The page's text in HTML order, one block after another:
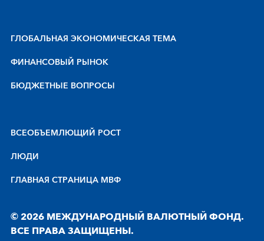
ГЛОБАЛЬНАЯ ЭКОНОМИЧЕСКАЯ ТЕМА
ФИНАНСОВЫЙ РЫНОК
БЮДЖЕТНЫЕ ВОПРОСЫ
BCEOБЪEMЛЮЩИЙ POCT
ЛЮДИ
ГЛАВНАЯ СТРАНИЦА МВФ
© 2026 МЕЖДУНАРОДНЫЙ ВАЛЮТНЫЙ ФОНД.
ВСЕ ПРАВА ЗАЩИЩЕНЫ.